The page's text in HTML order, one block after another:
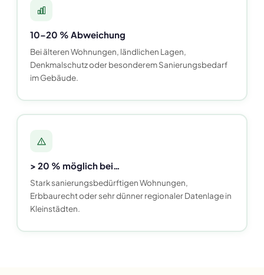
10–20 % Abweichung
Bei älteren Wohnungen, ländlichen Lagen,
Denkmalschutz oder besonderem Sanierungsbedarf
im Gebäude.
> 20 % möglich bei…
Stark sanierungsbedürftigen Wohnungen,
Erbbaurecht oder sehr dünner regionaler Datenlage in
Kleinstädten.